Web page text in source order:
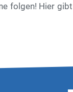
folgen! Hier